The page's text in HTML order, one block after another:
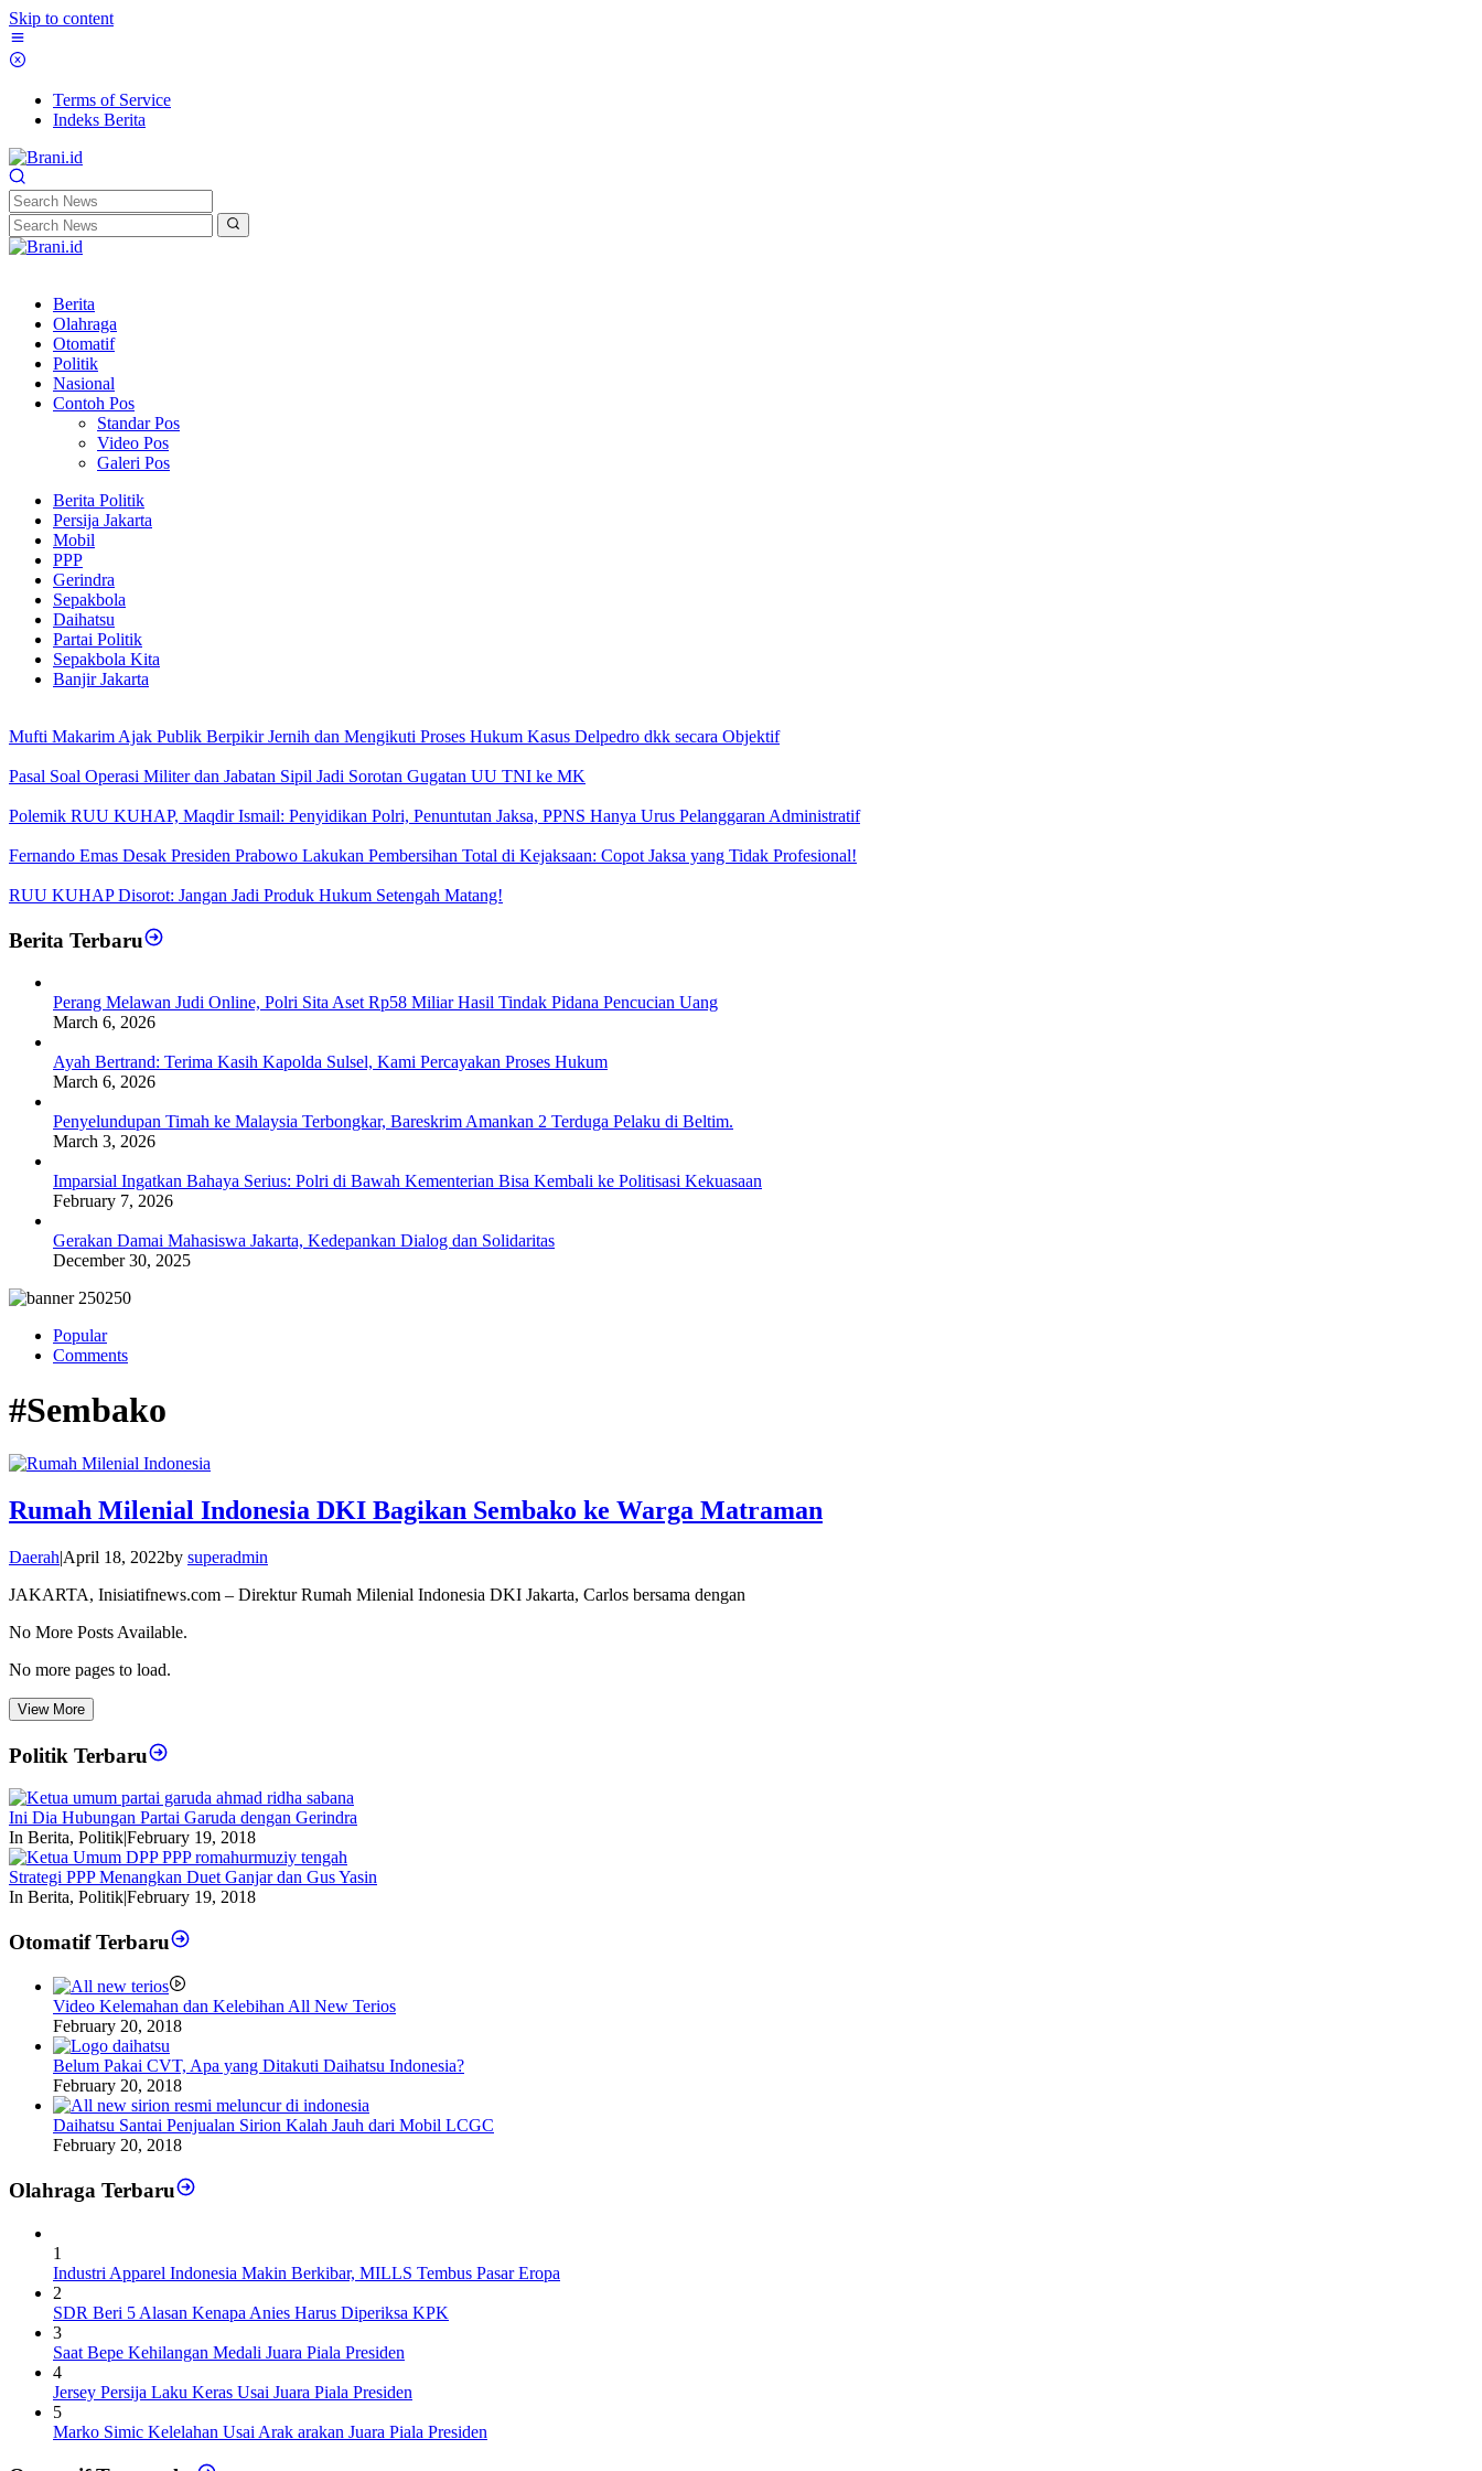
Skip to content
Terms of Service
Indeks Berita
Berita
Olahraga
Otomatif
Politik
Nasional
Contoh Pos
Standar Pos
Video Pos
Galeri Pos
Berita Politik
Persija Jakarta
Mobil
PPP
Gerindra
Sepakbola
Daihatsu
Partai Politik
Sepakbola Kita
Banjir Jakarta
Mufti Makarim Ajak Publik Berpikir Jernih dan Mengikuti Proses Hukum Kasus Delpedro dkk secara Objektif
Pasal Soal Operasi Militer dan Jabatan Sipil Jadi Sorotan Gugatan UU TNI ke MK
Polemik RUU KUHAP, Maqdir Ismail: Penyidikan Polri, Penuntutan Jaksa, PPNS Hanya Urus Pelanggaran Administratif
Fernando Emas Desak Presiden Prabowo Lakukan Pembersihan Total di Kejaksaan: Copot Jaksa yang Tidak Profesional!
RUU KUHAP Disorot: Jangan Jadi Produk Hukum Setengah Matang!
Berita Terbaru
Perang Melawan Judi Online, Polri Sita Aset Rp58 Miliar Hasil Tindak Pidana Pencucian Uang
March 6, 2026
Ayah Bertrand: Terima Kasih Kapolda Sulsel, Kami Percayakan Proses Hukum
March 6, 2026
Penyelundupan Timah ke Malaysia Terbongkar, Bareskrim Amankan 2 Terduga Pelaku di Beltim.
March 3, 2026
Imparsial Ingatkan Bahaya Serius: Polri di Bawah Kementerian Bisa Kembali ke Politisasi Kekuasaan
February 7, 2026
Gerakan Damai Mahasiswa Jakarta, Kedepankan Dialog dan Solidaritas
December 30, 2025
Popular
Comments
#Sembako
Rumah Milenial Indonesia DKI Bagikan Sembako ke Warga Matraman
Daerah|April 18, 2022by superadmin
JAKARTA, Inisiatifnews.com – Direktur Rumah Milenial Indonesia DKI Jakarta, Carlos bersama dengan
No More Posts Available.
No more pages to load.
View More
Politik Terbaru
Ini Dia Hubungan Partai Garuda dengan Gerindra
In Berita, Politik|February 19, 2018
Strategi PPP Menangkan Duet Ganjar dan Gus Yasin
In Berita, Politik|February 19, 2018
Otomatif Terbaru
Video Kelemahan dan Kelebihan All New Terios
February 20, 2018
Belum Pakai CVT, Apa yang Ditakuti Daihatsu Indonesia?
February 20, 2018
Daihatsu Santai Penjualan Sirion Kalah Jauh dari Mobil LCGC
February 20, 2018
Olahraga Terbaru
1
Industri Apparel Indonesia Makin Berkibar, MILLS Tembus Pasar Eropa
2
SDR Beri 5 Alasan Kenapa Anies Harus Diperiksa KPK
3
Saat Bepe Kehilangan Medali Juara Piala Presiden
4
Jersey Persija Laku Keras Usai Juara Piala Presiden
5
Marko Simic Kelelahan Usai Arak arakan Juara Piala Presiden